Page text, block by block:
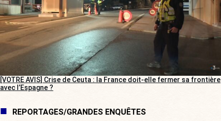
[VOTRE AVIS] Crise de Ceuta : la France doit-elle fermer sa frontière
avec l’Espagne ?
REPORTAGES/GRANDES ENQUÊTES